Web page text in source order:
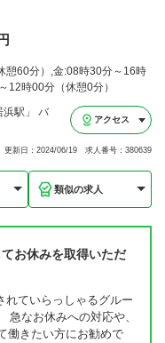
憩60分）,金:08時30分～16時
12時00分（休憩0分）
浜駅」 バ
アクセス
更新日：2024/06/19 求人番号：380639
類似の求人
お休みを取得いただ
れていらっしゃるグルー
急なお休みへの対応や、
働きたい方にお勧めで